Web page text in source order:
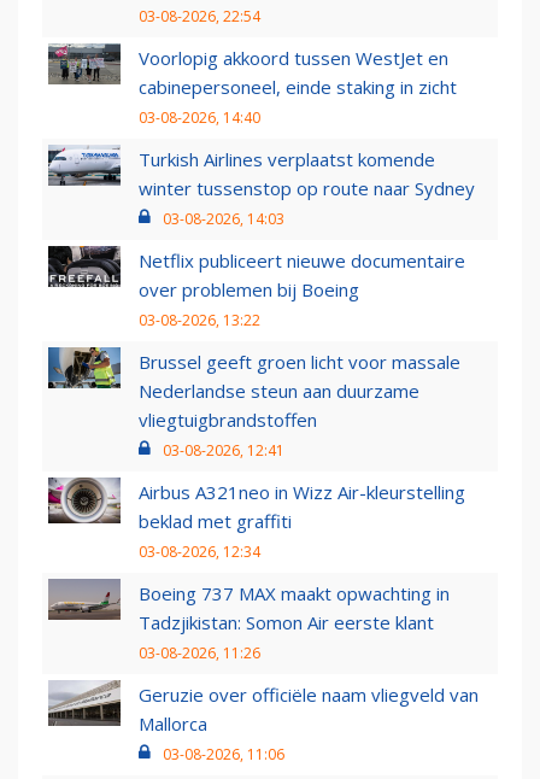
03-08-2026, 22:54
Voorlopig akkoord tussen WestJet en
cabinepersoneel, einde staking in zicht
03-08-2026, 14:40
Turkish Airlines verplaatst komende
winter tussenstop op route naar Sydney
03-08-2026, 14:03
Netflix publiceert nieuwe documentaire
over problemen bij Boeing
03-08-2026, 13:22
Brussel geeft groen licht voor massale
Nederlandse steun aan duurzame
vliegtuigbrandstoffen
03-08-2026, 12:41
Airbus A321neo in Wizz Air-kleurstelling
beklad met graffiti
03-08-2026, 12:34
Boeing 737 MAX maakt opwachting in
Tadzjikistan: Somon Air eerste klant
03-08-2026, 11:26
Geruzie over officiële naam vliegveld van
Mallorca
03-08-2026, 11:06